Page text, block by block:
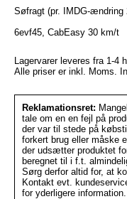
Søfragt (pr. IMDG-ændring
6evf45, CabEasy 30 km/t
Lagervarer leveres fra 1-4
Alle priser er inkl. Moms.
Reklamationsret:
tale om en en fejl på
der var til stede på
forkert brug eller måske
der udsætter produktet
beregnet til i f.t.
Sørg derfor altid for, at
Kontakt evt.
for yderligere information.